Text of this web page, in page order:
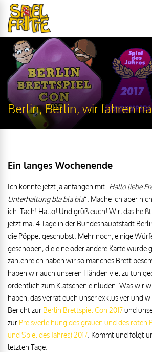
Berlin, Berlin, wir fahren
Ein langes Wochenende
Ich könnte jetzt ja anfangen mit „ Hallo liebe
Unterhaltung bla bla bla“. Mache ich aber
ich: Tach! Hallo! Und grüß euch! Wir, das
jetzt mal 4 Tage in der Bundeshauptstadt
die Pöppel geschubst. Mehr noch, einige
geschoben, die eine oder andere Karte wurde
zahlenreich haben wir so manches Brett
haben wir auch unseren Händen viel zu tun
ordentlich zum Klatschen einluden. Was wir
haben, das verrät euch unser exklusiver und
Bericht zur Berlin Brettspiel Con 2017und
zur Preisverleihung des grauen und des roten
und Spiel des Jahres) 2017 . Kommt und folgt
letzten Tage.